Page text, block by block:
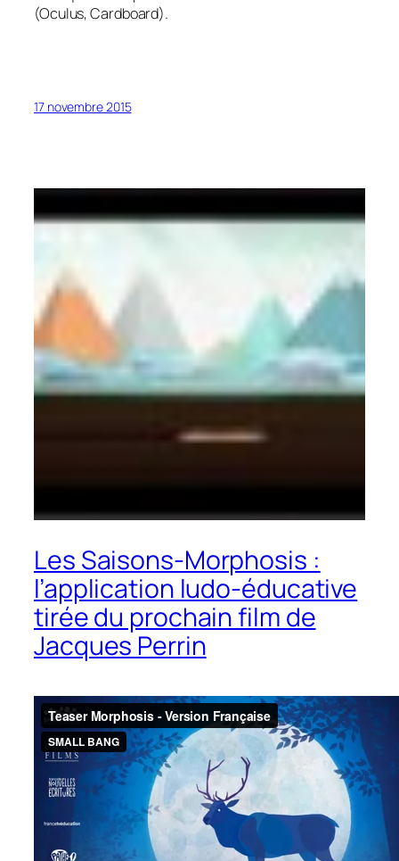
(Oculus, Cardboard).
17 novembre 2015
Les Saisons-Morphosis :
l’application ludo-éducative
tirée du prochain film de
Jacques Perrin